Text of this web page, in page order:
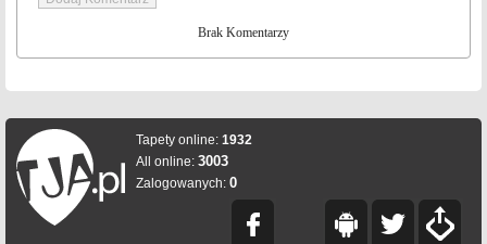
Brak Komentarzy
Tapety online: 1932
All online: 3003
Zalogowanych: 0